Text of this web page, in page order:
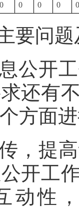
0 0 0 0
要问
公开
还有
方面
，提
开工
动性